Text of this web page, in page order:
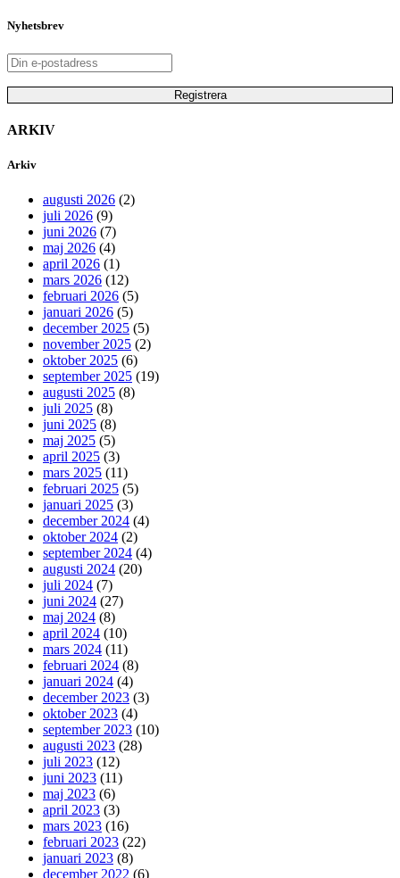
Nyhetsbrev
ARKIV
Arkiv
augusti 2026 (2)
juli 2026 (9)
juni 2026 (7)
maj 2026 (4)
april 2026 (1)
mars 2026 (12)
februari 2026 (5)
januari 2026 (5)
december 2025 (5)
november 2025 (2)
oktober 2025 (6)
september 2025 (19)
augusti 2025 (8)
juli 2025 (8)
juni 2025 (8)
maj 2025 (5)
april 2025 (3)
mars 2025 (11)
februari 2025 (5)
januari 2025 (3)
december 2024 (4)
oktober 2024 (2)
september 2024 (4)
augusti 2024 (20)
juli 2024 (7)
juni 2024 (27)
maj 2024 (8)
april 2024 (10)
mars 2024 (11)
februari 2024 (8)
januari 2024 (4)
december 2023 (3)
oktober 2023 (4)
september 2023 (10)
augusti 2023 (28)
juli 2023 (12)
juni 2023 (11)
maj 2023 (6)
april 2023 (3)
mars 2023 (16)
februari 2023 (22)
januari 2023 (8)
december 2022 (6)